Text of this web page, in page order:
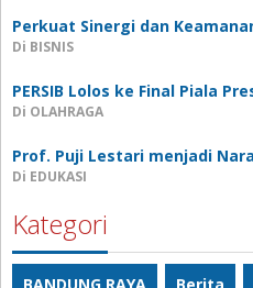
Perkuat Sinergi dan
Di BISNIS
PERSIB Lolos ke Final Piala
Di OLAHRAGA
Prof. Puji Lestari menjadi
Di EDUKASI
Kategori